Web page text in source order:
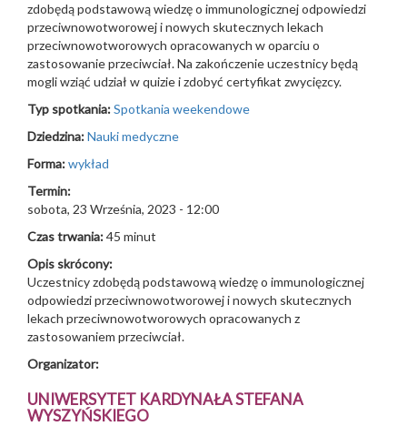
zdobędą podstawową wiedzę o immunologicznej odpowiedzi
przeciwnowotworowej i nowych skutecznych lekach
przeciwnowotworowych opracowanych w oparciu o
zastosowanie przeciwciał. Na zakończenie uczestnicy będą
mogli wziąć udział w quizie i zdobyć certyfikat zwycięzcy.
Typ spotkania:Spotkania weekendowe
Dziedzina:Nauki medyczne
Forma:wykład
Termin:
sobota, 23 Września, 2023 - 12:00
Czas trwania:45 minut
Opis skrócony:
Uczestnicy zdobędą podstawową wiedzę o immunologicznej
odpowiedzi przeciwnowotworowej i nowych skutecznych
lekach przeciwnowotworowych opracowanych z
zastosowaniem przeciwciał.
Organizator:
UNIWERSYTET KARDYNAŁA STEFANA
WYSZYŃSKIEGO